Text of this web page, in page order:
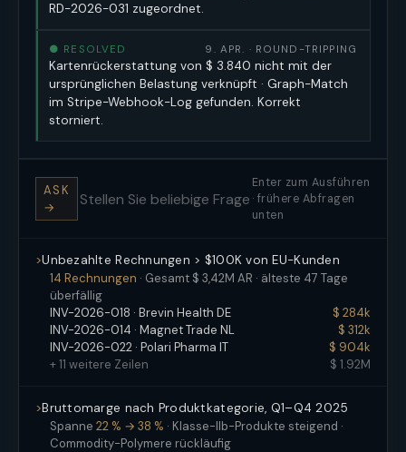
RD-2026-031 zugeordnet.
● RESOLVED 9. APR. · ROUND-TRIPPING
Kartenrückerstattung von $ 3.840 nicht mit der
ursprünglichen Belastung verknüpft · Graph-Match
im Stripe-Webhook-Log gefunden. Korrekt
storniert.
ASK
→
Enter zum Ausführen
· frühere Abfragen
unten
Unbezahlte Rechnungen > $100K von EU-Kunden
14 Rechnungen · Gesamt $ 3,42M AR · älteste 47 Tage
überfällig
INV-2026-018 · Brevin Health DE
$ 284k
INV-2026-014 · Magnet Trade NL
$ 312k
INV-2026-022 · Polari Pharma IT
$ 904k
+ 11 weitere Zeilen
$ 1.92M
Bruttomarge nach Produktkategorie, Q1–Q4 2025
Spanne 22 % → 38 % · Klasse-IIb-Produkte steigend ·
Commodity-Polymere rückläufig